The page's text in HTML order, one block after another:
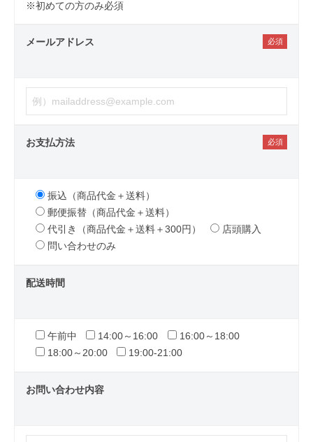
※初めての方のみ必須
メールアドレス
お支払方法
振込（商品代金＋送料）
郵便振替（商品代金＋送料）
代引き（商品代金＋送料＋300円）
店頭購入
問い合わせのみ
配送時間
午前中 14:00～16:00
16:00～18:00
18:00～20:00
19:00-21:00
お問い合わせ内容